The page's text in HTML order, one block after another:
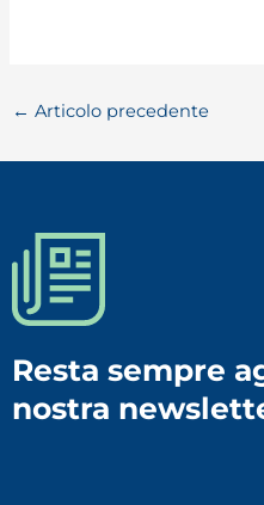
← Articolo precedente
Resta sempre
nostra